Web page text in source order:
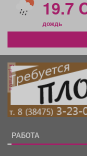
19.7
дождь
реклама
РАБОТА